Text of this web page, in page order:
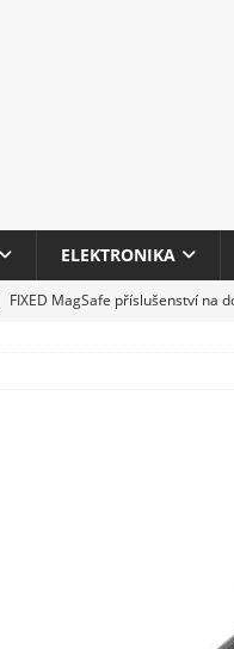
ELEKTRONIKA
FIXED MagSafe příslušenství na
Domácí pec na pizzu Cuisinart
Blockchain a růst krypto kasin: